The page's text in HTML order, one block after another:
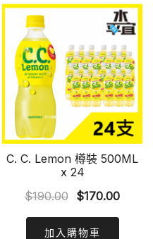
C. C. Lemon 樽裝 500ML
x 24
$190.00 Original
was:
$170.00
加入購物車